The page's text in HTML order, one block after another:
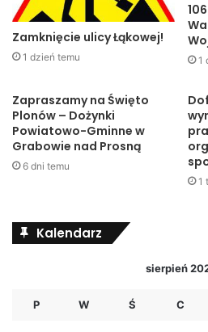
Zamknięcie ulicy Łąkowej!
1 dzień temu 1
Zapraszamy na Święto
Plonów – Dożynki
Powiatowo-Gminne w
Grabowie nad Prosną
6 dni temu
1
Kalendarz
sierpień
P W Ś C